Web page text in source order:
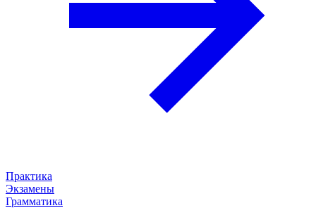
Практика
Экзамены
Грамматика